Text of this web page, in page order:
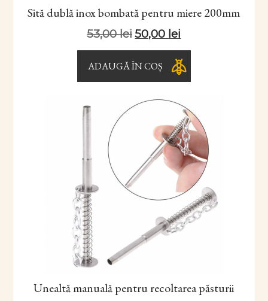
Sită dublă inox bombată pentru miere 200mm
53,00lei50,00 lei
ADAUGĂ ÎN COȘ
Unealtă manuală pentru recoltarea păsturii